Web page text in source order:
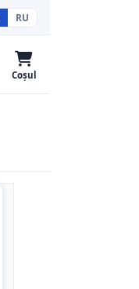
RU
Coșul